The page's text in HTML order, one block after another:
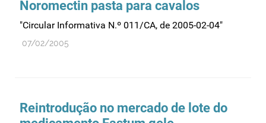
Informação institucional
Locais de venda
Noromectin pasta para cavalos
"Circular Informativa N.º 011/CA, de 2005-02-04"
07/02/2005
Reintrodução no mercado de lote do